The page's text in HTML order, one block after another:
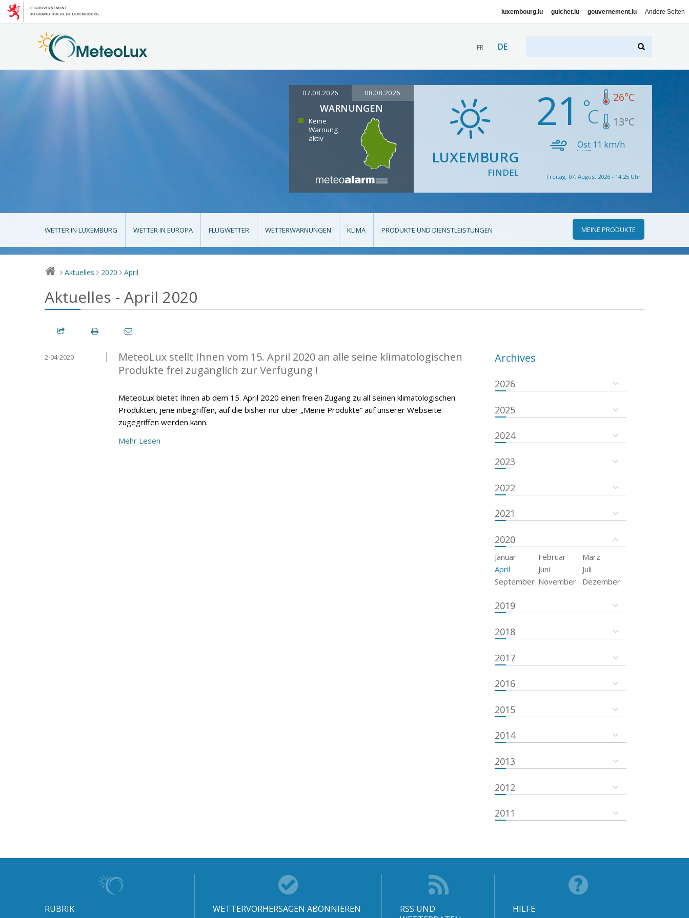
luxembourg.lu guichet.lu gouvernement.lu Andere Seiten
FR DE
07.08.2026 08.08.2026
WARNUNGEN
Keine
Warnung
aktiv
LUXEMBURG
FINDEL
21 26°C
13°C
Ost 11 km/h
Freitag, 07. August 2026 - 14:25 Uhr
WETTER IN LUXEMBURG WETTER IN EUROPA FLUGWETTER WETTERWARNUNGEN KLIMA PRODUKTE UND DIENSTLEISTUNGEN MEINE PRODUKTE
> Aktuelles > 2020 > April
Aktuelles - April 2020
MeteoLux stellt Ihnen vom 15. April 2020 an alle seine klimatologischen
Produkte frei zugänglich zur Verfügung !
2-04-2020
MeteoLux bietet Ihnen ab dem 15. April 2020 einen freien Zugang zu all seinen klimatologischen
Produkten, jene inbegriffen, auf die bisher nur über „Meine Produkte“ auf unserer Webseite
zugegriffen werden kann.
Mehr Lesen
Archives
2026
2025
2024
2023
2022
2021
2020
Januar Februar
März
April
Juni
Juli
September November Dezember
2019
2018
2017
2016
2015
2014
2013
2012
2011
RUBRIK WETTERVORHERSAGEN ABONNIEREN
RSS UND
HILFE